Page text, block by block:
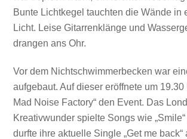
Bunte Lichtkegel tauchten die Wände in
Licht. Leise Gitarrenklänge und
drangen ans Ohr.
Vor dem Nichtschwimmerbecken war
aufgebaut. Auf dieser eröffnete um 19.30
Mad Noise Factory“ den Event. Das
Kreativwunder spielte Songs wie
durfte ihre aktuelle Single „Get me back“